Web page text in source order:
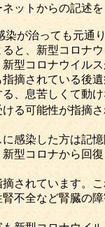
らの記述をま
ても元通りの
ナウイルスに
ルスがさら
後遺症が肺
くて動けない
が指摘され
記憶障害、心
ら回復したの
。これはアメ
臓の障害を